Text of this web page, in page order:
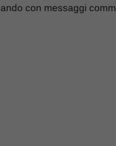
con messaggi